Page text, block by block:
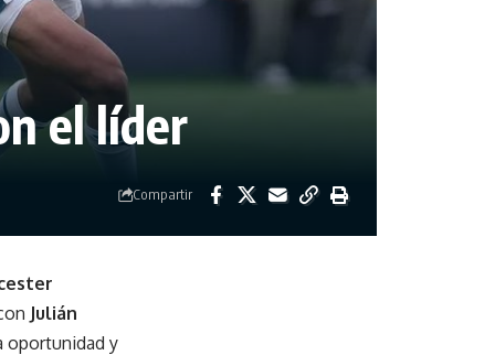
el líder
Compartir
Julián
oportunidad y